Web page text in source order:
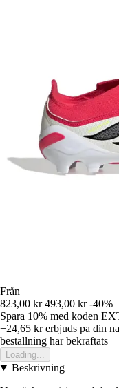
Från
823,00 kr 493,00 kr -40%
Spara 10% med koden
+24,65 krerbjuds pa din
bestallning har bekraftats
Loading...
Beskrivning